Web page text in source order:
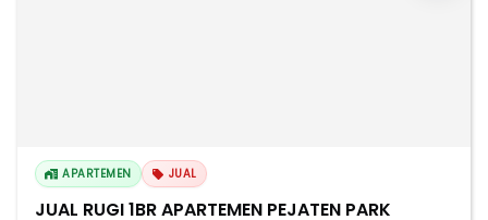
APARTEMEN JUAL
JUAL RUGI 1BR APARTEMEN PEJATEN PARK